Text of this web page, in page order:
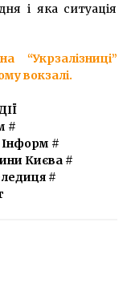
і яка ситуація
“Укрзалізниці”
вокзалі.
#
Інформ #
Києва#
#